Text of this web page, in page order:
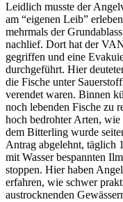
Leidlich musste der
am “eigenen Leib”
mehrmals der
nachlief. Dort hat der
gegriffen und eine
durchgeführt. Hier
die Fische unter
verendet waren. Binnen
noch lebenden Fische zu
hoch bedrohter Arten,
dem Bitterling wurde
Antrag abgelehnt, täglich
mit Wasser bespannten
stoppen. Hier haben
erfahren, wie schwer
austrocknenden